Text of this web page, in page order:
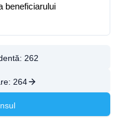
beneficiarului
262
264